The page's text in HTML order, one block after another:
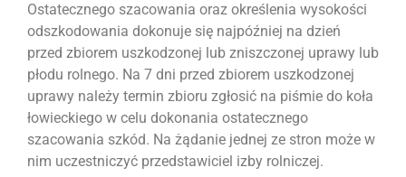
Ostatecznego szacowania oraz określenia wysokości
odszkodowania dokonuje się najpóźniej na dzień
przed zbiorem uszkodzonej lub zniszczonej uprawy lub
płodu rolnego. Na 7 dni przed zbiorem uszkodzonej
uprawy należy termin zbioru zgłosić na piśmie do koła
łowieckiego w celu dokonania ostatecznego
szacowania szkód. Na żądanie jednej ze stron może w
nim uczestniczyć przedstawiciel izby rolniczej.